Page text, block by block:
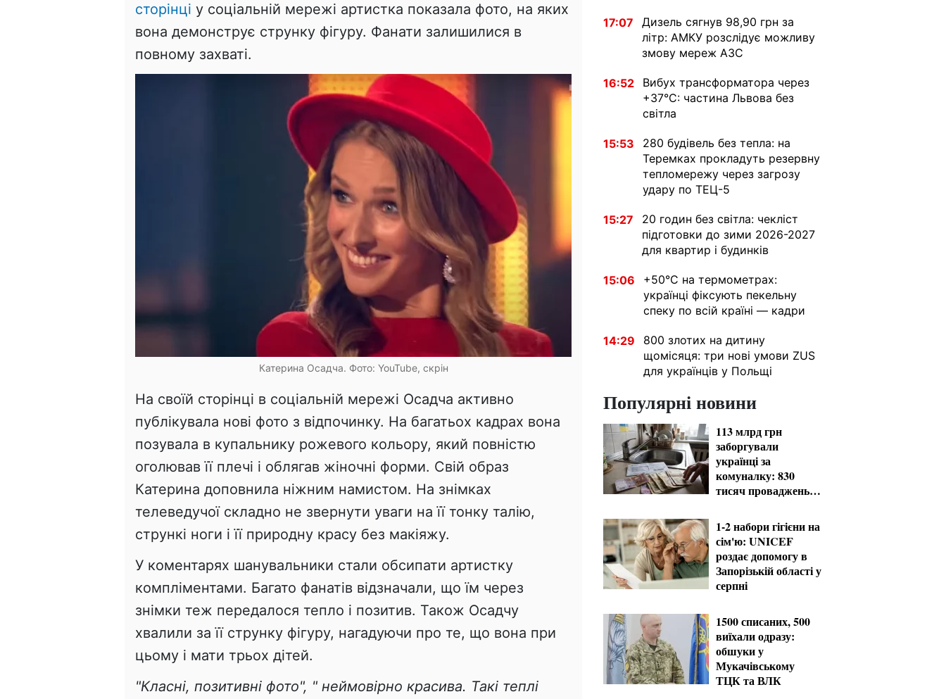
сторінці у соціальній мережі артистка показала фото, на яких
вона демонструє струнку фігуру. Фанати залишилися в
повному захваті.
Катерина Осадча. Фото: YouTube, скрін
На своїй сторінці в соціальній мережі Осадча активно
публікувала нові фото з відпочинку. На багатьох кадрах вона
позувала в купальнику рожевого кольору, який повністю
оголював її плечі і облягав жіночні форми. Свій образ
Катерина доповнила ніжним намистом. На знімках
телеведучої складно не звернути уваги на її тонку талію,
стрункі ноги і її природну красу без макіяжу.
У коментарях шанувальники стали обсипати артистку
компліментами. Багато фанатів відзначали, що їм через
знімки теж передалося тепло і позитив. Також Осадчу
хвалили за її струнку фігуру, нагадуючи про те, що вона при
цьому і мати трьох дітей.
"Класні, позитивні фото", " неймовірно красива. Такі теплі
17:07
Дизель сягнув 98,90 грн за
літр: АМКУ розслідує можливу
змову мереж АЗС
16:52
Вибух трансформатора через
+37°C: частина Львова без
світла
15:53
280 будівель без тепла: на
Теремках прокладуть резервну
тепломережу через загрозу
удару по ТЕЦ-5
15:27
20 годин без світла: чекліст
підготовки до зими 2026-2027
для квартир і будинків
15:06
+50°C на термометрах:
українці фіксують пекельну
спеку по всій країні — кадри
14:29
800 злотих на дитину
щомісяця: три нові умови ZUS
для українців у Польщі
Популярні новини
113 млрд грн
заборгували
українці за
комуналку: 830
тисяч проваджень у
1-2 набори гігієни на
сім'ю: UNICEF
роздає допомогу в
Запорізькій області у
серпні
1500 списаних, 500
виїхали одразу:
обшуки у
Мукачівському
ТЦК та ВЛК